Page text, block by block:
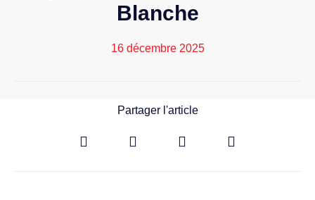
Blanche
16 décembre 2025
Partager l'article